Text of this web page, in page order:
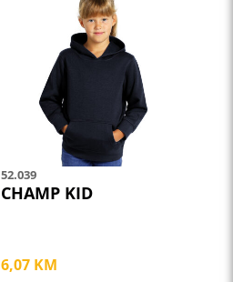
52.039
CHAMP KID
6,07 KM
multiple
variants.
options
be
chosen
page